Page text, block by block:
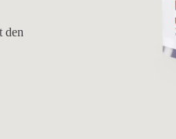
den